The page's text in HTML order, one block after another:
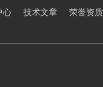
心 技术文章 荣誉资质